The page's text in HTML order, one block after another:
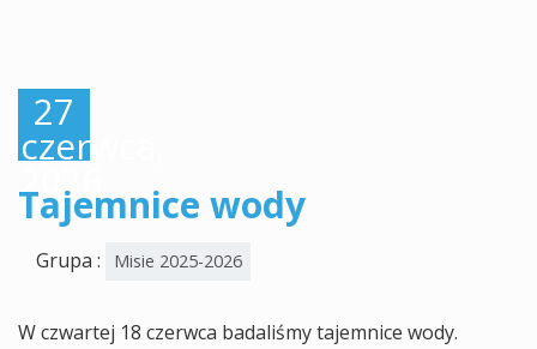
27
czerwca,
2026
Tajemnice wody
Grupa : Misie 2025-2026
W czwartej 18 czerwca badaliśmy tajemnice wody.